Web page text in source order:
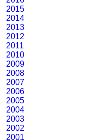
2015
2014
2013
2012
2011
2010
2009
2008
2007
2006
2005
2004
2003
2002
2001